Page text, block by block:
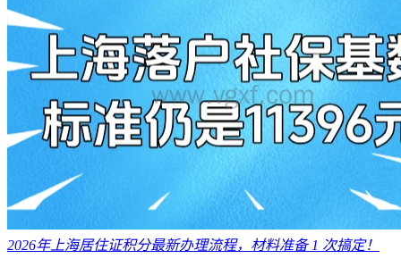
2026年上海居住证积分最新办理流程，材料准备 1 次搞定！